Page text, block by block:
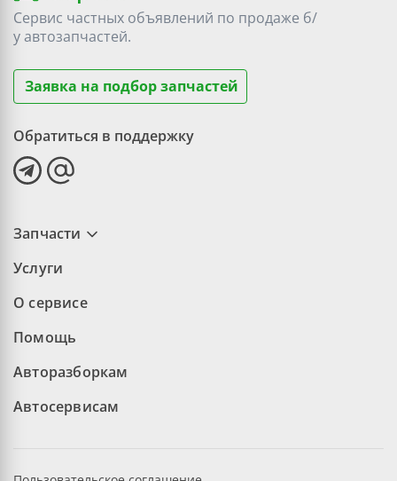
Сервис частных объявлений по продаже б/
уавтозапчастей.
Заявка на подбор запчастей
Обратиться в поддержку
Запчасти
Услуги
О сервисе
Помощь
Авторазборкам
Автосервисам